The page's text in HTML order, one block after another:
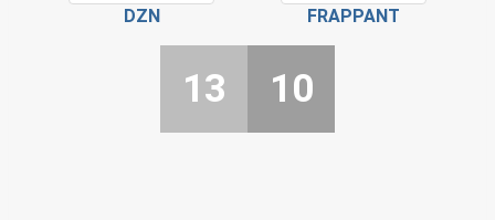
DZN FRAPPANT
13 10